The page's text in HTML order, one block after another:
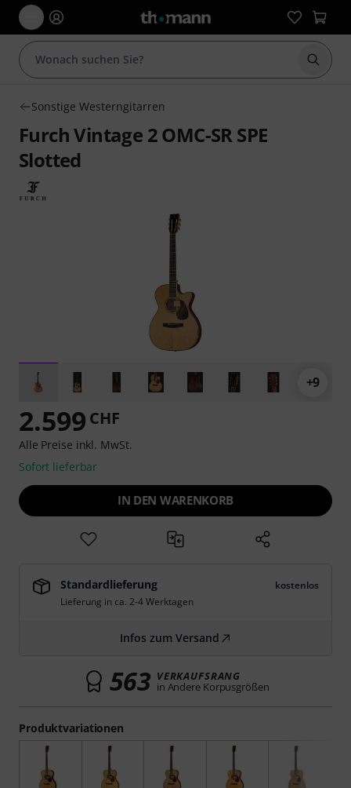
Suche
Sonstige Westerngitarren
Furch Vintage 2 OMC-SR SPE
Slotted
+9
Produktvariationen
2.599 CHF
Alle Preise inkl. MwSt.
Sofort lieferbar
IN DEN WARENKORB
Standardlieferung
kostenlos
Lieferung in ca. 2-4 Werktagen
Infos zum Versand
563 VERKAUFSRANG
in Andere Korpusgrößen